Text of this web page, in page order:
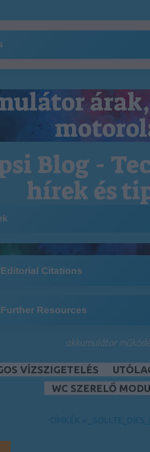
Blog -
hírek és
Editorial Citations
Further Resources
akkumulátor
VÍZSZIGETELÉS
WC SZERELŐ